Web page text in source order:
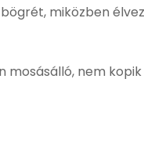
miközben
nem kopik